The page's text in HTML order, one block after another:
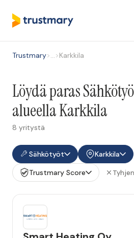
Trustmary>…>Karkkila
Löydä paras
alueella Karkkila
8 yritystä
Sähkötyöt
Karkkila
Trustmary Score